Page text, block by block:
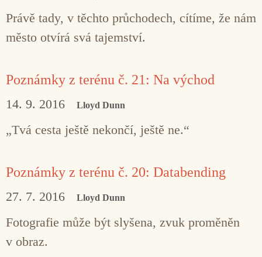
Právě tady, v těchto průchodech, cítíme, že nám
město otvírá svá tajemství.
Poznámky z terénu č. 21: Na východ
14. 9. 2016 Lloyd Dunn
„Tvá cesta ještě nekončí, ještě ne.“
Poznámky z terénu č. 20: Databending
27. 7. 2016 Lloyd Dunn
Fotografie může být slyšena, zvuk proměněn
v obraz.